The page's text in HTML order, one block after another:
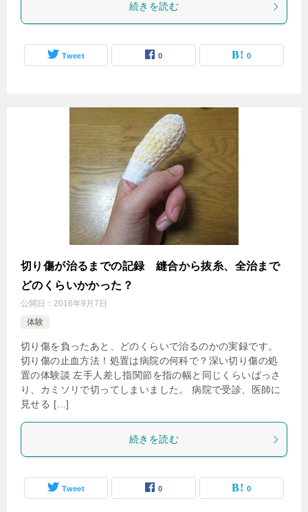
続きを読む
Tweet 0 0
切り傷が治るまでの記録 縫合から抜糸、全治まで
どのくらいかかった？
公開日： 2016年9月7日
体験
切り傷を負ったあと、どのくらいで治るのかの実録です。
切り傷の止血方法！処置は病院の何科で？深い切り傷の処
置の体験談 左手人差し指関節を指の幅と同じくらいばっさ
り、カミソリで切ってしまいました。 病院で受診、医師に
見せる […]
続きを読む
Tweet 0 0